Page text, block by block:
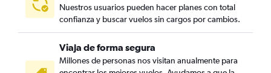
Nuestros usuarios pueden hacer planes con total
confianza y buscar vuelos sin cargos por cambios.
Viaja de forma segura
Millones de personas nos visitan anualmente para